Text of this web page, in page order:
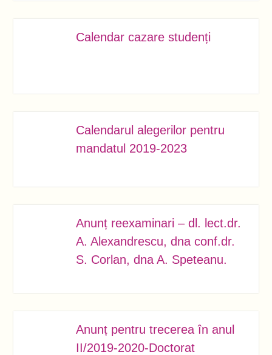
Calendar cazare studenți
Calendarul alegerilor pentru
mandatul 2019-2023
Anunț reexaminari – dl. lect.dr.
A. Alexandrescu, dna conf.dr.
S. Corlan, dna A. Speteanu.
Anunț pentru trecerea în anul
II/2019-2020-Doctorat